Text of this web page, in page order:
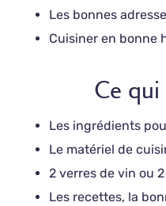
Les bonnes
Cuisiner en bonne
Ce
Les ingrédients
Le matériel de
2 verres de vin ou
Les recettes, la